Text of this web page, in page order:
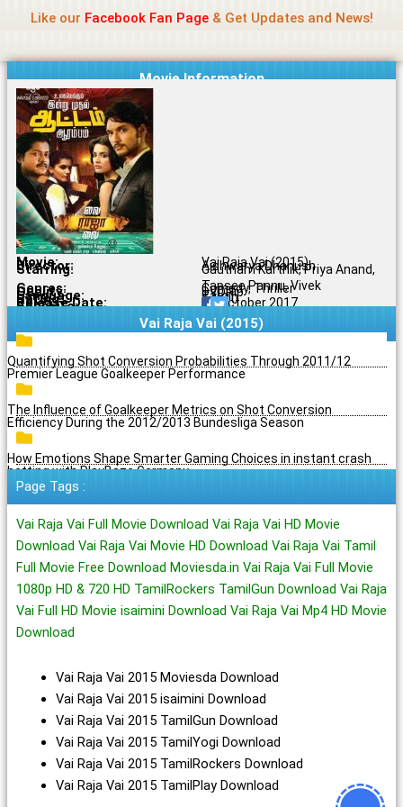
content
Like our Facebook Fan Page& Get Updates and News!
Movie Information
Movie: Vai Raja Vai (2015)
Director: Aishwarya Dhanush
Starring:
Gautham Karthik, Priya Anand,
Tapsee Pannu, Vivek
Genres: Comedy, Thriller
Quality: DVDRip
Language: Tamil
Rating: 5.6/10
Release Date: 10 October 2017
Share To:
Vai Raja Vai (2015)
Quantifying Shot Conversion Probabilities Through 2011/12
Premier League Goalkeeper Performance
The Influence of Goalkeeper Metrics on Shot Conversion
Efficiency During the 2012/2013 Bundesliga Season
How Emotions Shape Smarter Gaming Choices in instant crash
betting with PlayBaze Germany
Page Tags :
Vai Raja Vai Full Movie Download Vai Raja Vai HD Movie
Download Vai Raja Vai Movie HD Download Vai Raja Vai Tamil
Full Movie Free Download Moviesda.in Vai Raja Vai Full Movie
1080p HD & 720 HD TamilRockers TamilGun Download Vai Raja
Vai Full HD Movie isaimini Download Vai Raja Vai Mp4 HD Movie
Download
Vai Raja Vai 2015 Moviesda Download
Vai Raja Vai 2015 isaimini Download
Vai Raja Vai 2015 TamilGun Download
Vai Raja Vai 2015 TamilYogi Download
Vai Raja Vai 2015 TamilRockers Download
Vai Raja Vai 2015 TamilPlay Download